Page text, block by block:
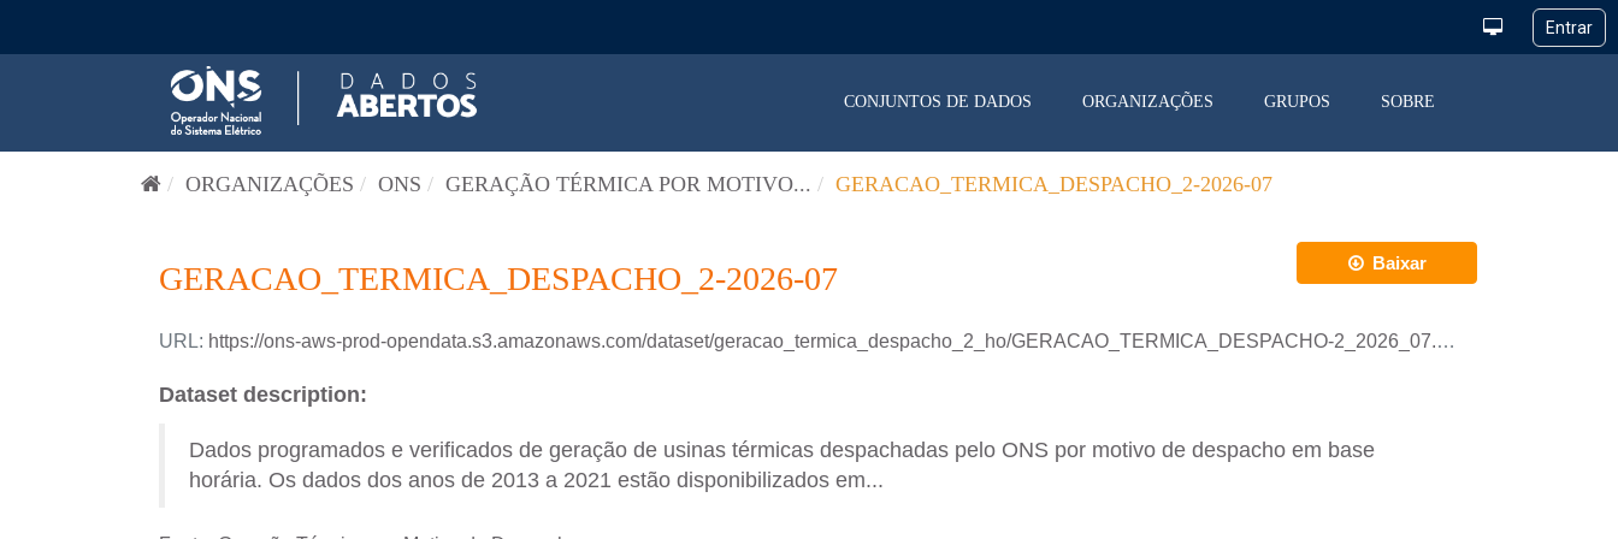
CONJUNTOS DE DADOS ORGANIZAÇÕES GRUPOS SOBRE
ORGANIZAÇÕES ONS GERAÇÃO TÉRMICA POR MOTIVO... GERACAO_TERMICA_DESPACHO_2-2026-07
Baixar
GERACAO_TERMICA_DESPACHO_2-2026-07
URL: https://ons-aws-prod-opendata.s3.amazonaws.com/dataset/geracao_termica_despacho_2_ho/GERACAO_TERMICA_DESPACHO-2_2026_07.csv
Dataset description:
Dados programados e verificados de geração de usinas térmicas despachadas pelo ONS por motivo de despacho em base
horária. Os dados dos anos de 2013 a 2021 estão disponibilizados em...